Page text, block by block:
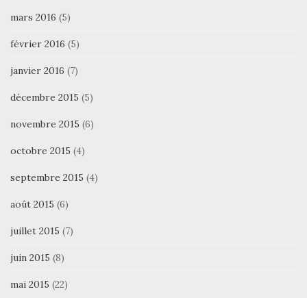
mars 2016 (5)
février 2016 (5)
janvier 2016 (7)
décembre 2015 (5)
novembre 2015 (6)
octobre 2015 (4)
septembre 2015 (4)
août 2015 (6)
juillet 2015 (7)
juin 2015 (8)
mai 2015 (22)